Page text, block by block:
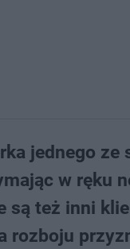
jednego
w ręku
są też inni
rozboju